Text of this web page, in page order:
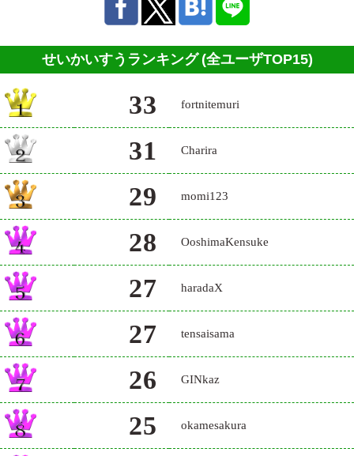
せいかいすうランキング (全ユーザTOP15)
33 fortnitemuri
31 Charira
29 momi123
28 OoshimaKensuke
27 haradaX
27 tensaisama
26 GINkaz
25 okamesakura